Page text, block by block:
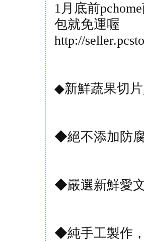
1月底前
包就免運喔
http://
◆新鮮蔬果切
◆絕不添加防
◆嚴選新鮮愛
◆純手工製作